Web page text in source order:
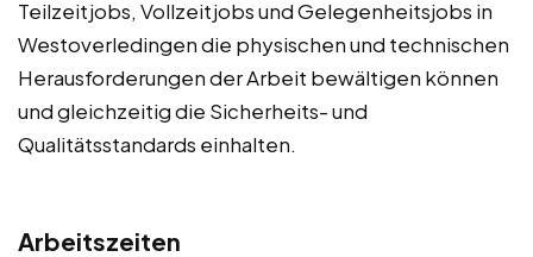
Teilzeitjobs, Vollzeitjobs und Gelegenheitsjobs in
Westoverledingen die physischen und technischen
Herausforderungen der Arbeit bewältigen können
und gleichzeitig die Sicherheits- und
Qualitätsstandards einhalten.
Arbeitszeiten